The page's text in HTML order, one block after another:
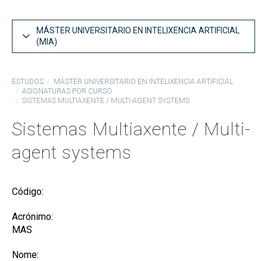
MÁSTER UNIVERSITARIO EN INTELIXENCIA ARTIFICIAL
(MIA)
Estrutura do Plano de Estudos MIA
Asignaturas por curso MIA
Informes de coordinación MIA
ESTUDOS
MÁSTER UNIVERSITARIO EN INTELIXENCIA ARTIFICIAL
ASIGNATURAS POR CURSO
SISTEMAS MULTIAXENTE / MULTI-AGENT SYSTEMS
Sistemas Multiaxente / Multi-
agent systems
Código:
Acrónimo:
MAS
Nome: